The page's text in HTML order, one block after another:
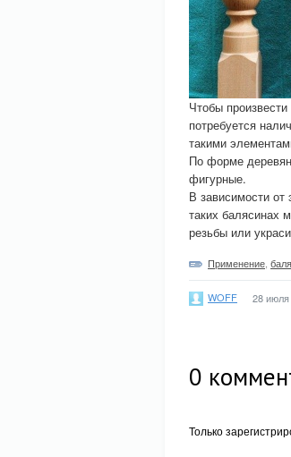
Чтобы
потребуется
такими
По форме
фигурные.
В зависимости
таких балясинах
резьбы или
Применение
WOFF 28 июля
0
Только